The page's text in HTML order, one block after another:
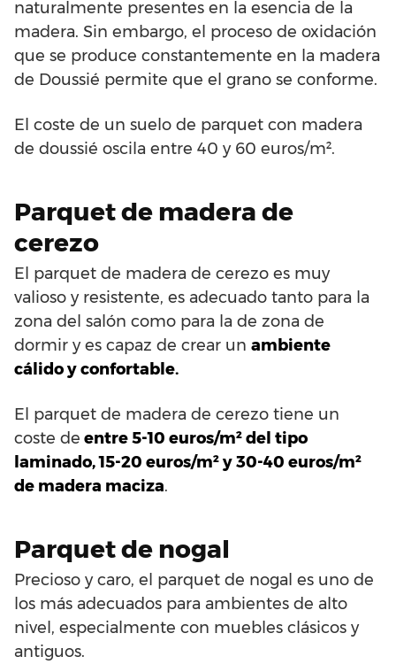
naturalmente presentes en la esencia de la
madera. Sin embargo, el proceso de oxidación
que se produce constantemente en la madera
de Doussié permite que el grano se conforme.
El coste de un suelo de parquet con madera
de doussié oscila entre 40 y 60 euros/m².
Parquet de madera de
cerezo
El parquet de madera de cerezo es muy
valioso y resistente, es adecuado tanto para la
zona del salón como para la de zona de
dormir y es capaz de crear un ambiente
cálido y confortable.
El parquet de madera de cerezo tiene un
coste de entre 5-10 euros/m² del tipo
laminado, 15-20 euros/m² y 30-40 euros/m²
de madera maciza.
Parquet de nogal
Precioso y caro, el parquet de nogal es uno de
los más adecuados para ambientes de alto
nivel, especialmente con muebles clásicos y
antiguos.